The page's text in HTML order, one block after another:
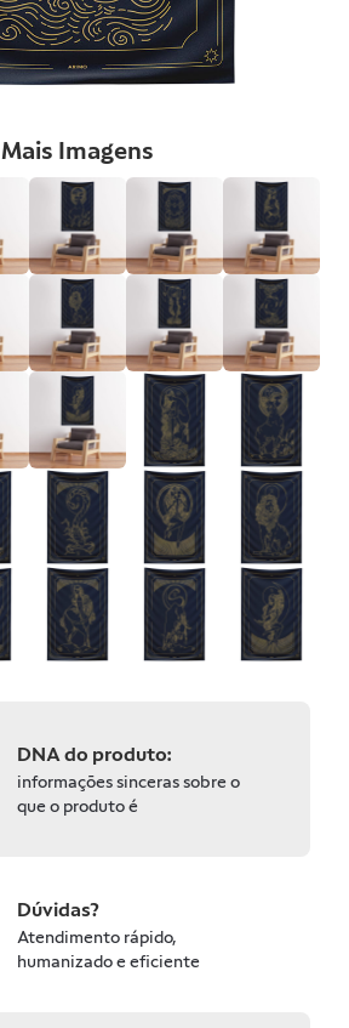
Mais Imagens
DNA do produto:
informações sinceras sobre o
que o produto é
Dúvidas?
Atendimento rápido,
humanizado e eficiente